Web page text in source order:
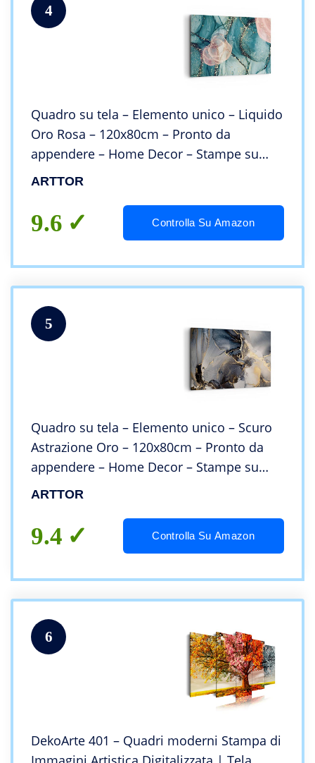
4
Quadro su tela – Elemento unico – Liquido
Oro Rosa – 120x80cm – Pronto da
appendere – Home Decor – Stampe su
Tela – Quadri Moderni – completamente
ARTTOR
9.6 Controlla Su Amazon
5
Quadro su tela – Elemento unico – Scuro
Astrazione Oro – 120x80cm – Pronto da
appendere – Home Decor – Stampe su
Tela – Quadri Moderni – completamente
ARTTOR
9.4 Controlla Su Amazon
6
DekoArte 401 – Quadri moderni Stampa di